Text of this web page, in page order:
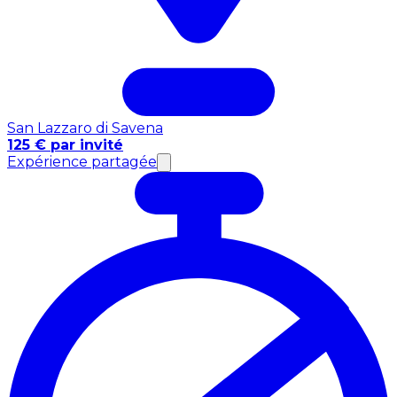
San Lazzaro di Savena
125 € par invité
Expérience partagée